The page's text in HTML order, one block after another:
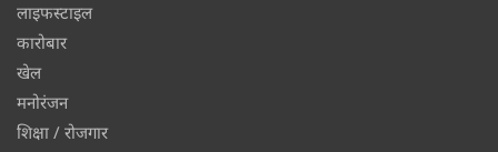
लाइफस्टाइल
कारोबार
खेल
मनोरंजन
शिक्षा / रोजगार